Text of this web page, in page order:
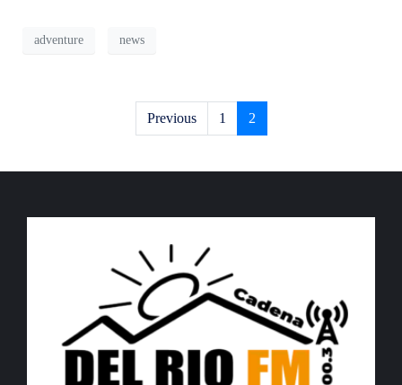
adventure news
Previous 1 2